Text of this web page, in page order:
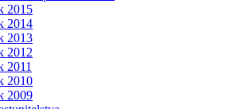
2015
2014
2013
2012
2011
2010
2009